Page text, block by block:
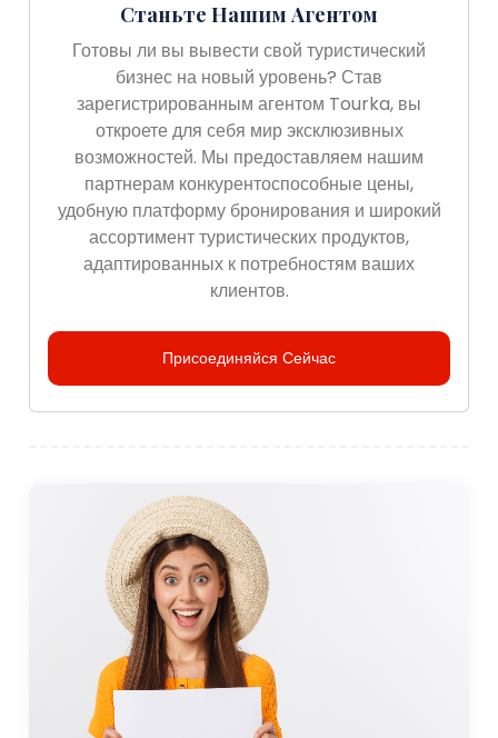
Станьте Нашим Агентом
Готовы ли вы вывести свой туристический
бизнес на новый уровень? Став
зарегистрированным агентом Tourka, вы
откроете для себя мир эксклюзивных
возможностей. Мы предоставляем нашим
партнерам конкурентоспособные цены,
удобную платформу бронирования и широкий
ассортимент туристических продуктов,
адаптированных к потребностям ваших
клиентов.
Присоединяйся Сейчас